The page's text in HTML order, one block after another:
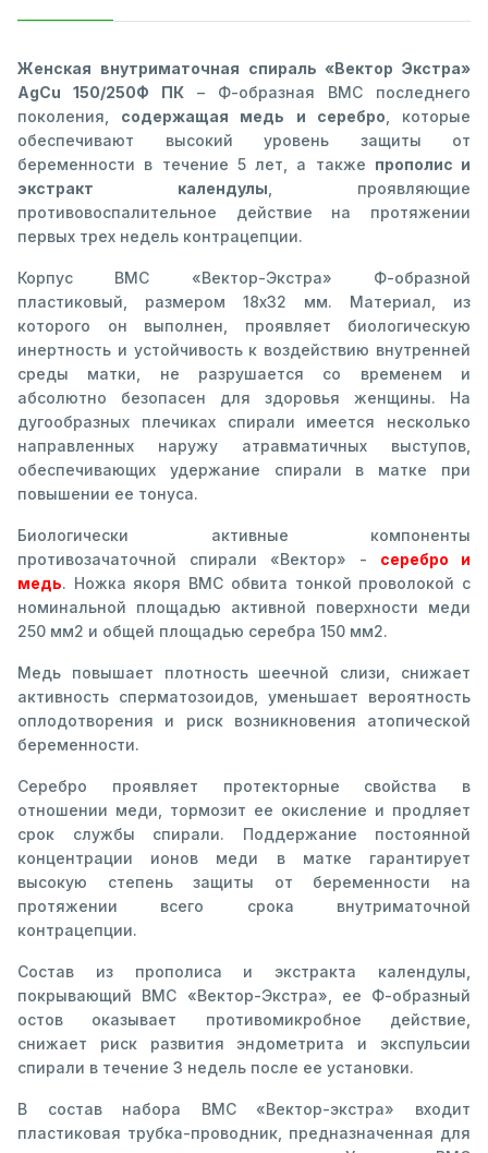
Женская внутриматочная спираль «Вектор Экстра»
AgCu 150/250Ф ПК – Ф-образная ВМС последнего
поколения, содержащая медь и серебро , которые
обеспечивают высокий уровень защиты от
беременности в течение 5 лет, а также прополис и
экстракт календулы , проявляющие
противовоспалительное действие на протяжении
первых трех недель контрацепции.
Корпус ВМС «Вектор-Экстра» Ф-образной
пластиковый, размером 18х32 мм. Материал, из
которого он выполнен, проявляет биологическую
инертность и устойчивость к воздействию внутренней
среды матки, не разрушается со временем и
абсолютно безопасен для здоровья женщины. На
дугообразных плечиках спирали имеется несколько
направленных наружу атравматичных выступов,
обеспечивающих удержание спирали в матке при
повышении ее тонуса.
Биологически активные компоненты
противозачаточной спирали «Вектор» - серебро и
медь. Ножка якоря ВМС обвита тонкой проволокой с
номинальной площадью активной поверхности меди
250 мм2 и общей площадью серебра 150 мм2.
Медь повышает плотность шеечной слизи, снижает
активность сперматозоидов, уменьшает вероятность
оплодотворения и риск возникновения атопической
беременности.
Серебро проявляет протекторные свойства в
отношении меди, тормозит ее окисление и продляет
срок службы спирали. Поддержание постоянной
концентрации ионов меди в матке гарантирует
высокую степень защиты от беременности на
протяжении всего срока внутриматочной
контрацепции.
Состав из прополиса и экстракта календулы,
покрывающий ВМС «Вектор-Экстра», ее Ф-образный
остов оказывает противомикробное действие,
снижает риск развития эндометрита и экспульсии
спирали в течение 3 недель после ее установки.
В состав набора ВМС «Вектор-экстра» входит
пластиковая трубка-проводник, предназначенная для